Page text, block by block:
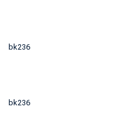
bk236
bk236